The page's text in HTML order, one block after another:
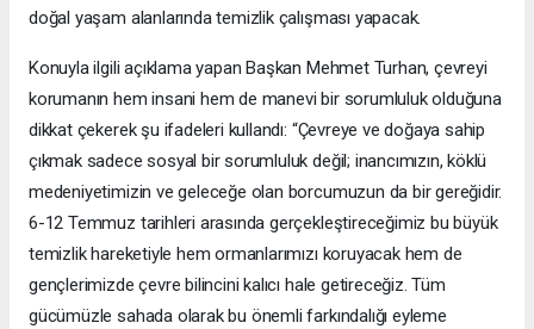
doğal yaşam alanlarında temizlik çalışması yapacak.
Konuyla ilgili açıklama yapan Başkan Mehmet Turhan, çevreyi
korumanın hem insani hem de manevi bir sorumluluk olduğuna
dikkat çekerek şu ifadeleri kullandı: “Çevreye ve doğaya sahip
çıkmak sadece sosyal bir sorumluluk değil; inancımızın, köklü
medeniyetimizin ve geleceğe olan borcumuzun da bir gereğidir.
6-12 Temmuz tarihleri arasında gerçekleştireceğimiz bu büyük
temizlik hareketiyle hem ormanlarımızı koruyacak hem de
gençlerimizde çevre bilincini kalıcı hale getireceğiz. Tüm
gücümüzle sahada olarak bu önemli farkındalığı eyleme